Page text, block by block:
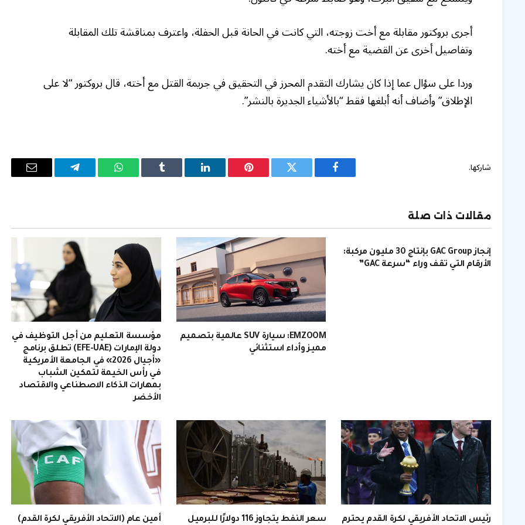
أجرى بروكتور مقابلة مع أخت زوجته، التي كانت في الحانة قبل الحفلة، واعترف بمناقشة تلك المقابلة
وتفاصيل أخرى عن القضية مع أخته.
وردا على سؤال عما إذا كان يشارك التقدم المحرز في التحقيق في جريمة القتل مع أخته، قال بروكتور “لا على
الإطلاق” وأضاف أنه أبلغها فقط “بالأشياء الجديرة بالنشر”.
شاركها.
فيسبوك تويتر بينتيريستلينكدإن Tumblr واتساب تيلقرام
البريد
مقالات ذات صلة
إنجاز GAC Group بإنتاج 30 مليون مركبة:
الأرقام التي تقف وراء “سرعة GAC”
EMZOOM: سيارة SUV عالمية بتصميم
مميز وأداء استثنائي
مؤسسة التعليم من أجل التوظيف في
دولة الإمارات (EFE-UAE) تطلق برنامج
«أجيال 2026» في الجامعة الأمريكية
في رأس الخيمة لتمكين الشباب
بمهارات الذكاء الاصطناعي والاقتصاد
الأخضر
رئيس الاتحاد الأفريقي لكرة القدم يحترم سعر النفط يتجاوز 116 دولارًا للبرميل أمين عام (الاتحاد الأفريقي لكرة القدم)